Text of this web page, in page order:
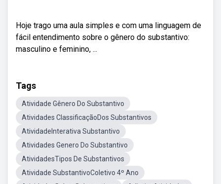
Hoje trago uma aula simples e com uma linguagem de
fácil entendimento sobre o gênero do substantivo:
masculino e feminino, ...
Tags
Atividade Gênero Do Substantivo
Atividades ClassificaçãoDos Substantivos
AtividadeInterativa Substantivo
Atividades Genero Do Substantivo
AtividadesTipos De Substantivos
Atividade SubstantivoColetivo 4º Ano